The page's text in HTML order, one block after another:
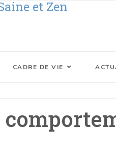
CADRE DE VIE